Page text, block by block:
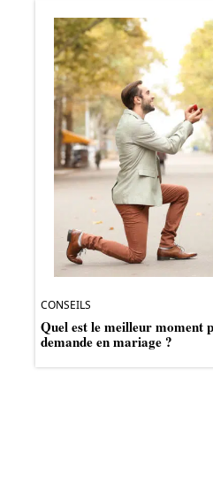
CONSEILS
Quel est le meilleur moment
demande en mariage ?